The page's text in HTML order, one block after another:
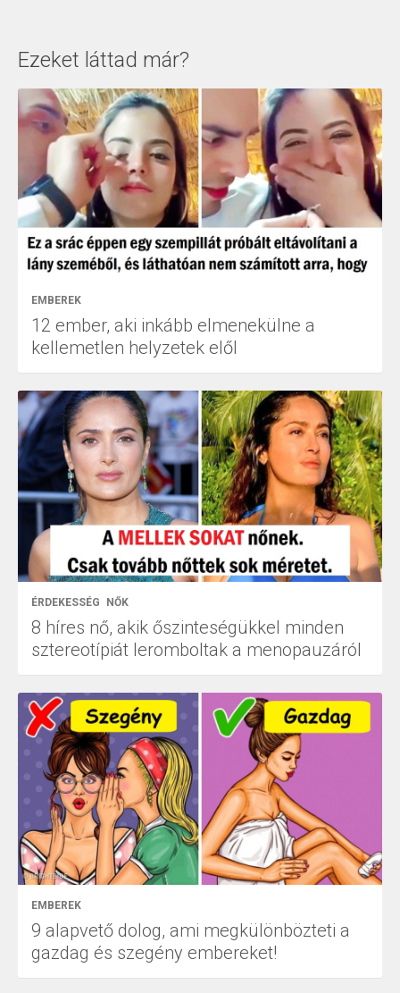
Ezeket láttad már?
EMBEREK
12 ember, aki inkább elmenekülne a
kellemetlen helyzetek elől
ÉRDEKESSÉG NŐK
8 híres nő, akik őszinteségükkel minden
sztereotípiát leromboltak a menopauzáról
EMBEREK
9 alapvető dolog, ami megkülönbözteti a
gazdag és szegény embereket!